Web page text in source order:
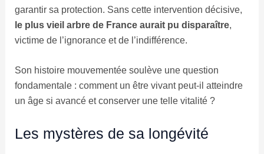
garantir sa protection. Sans cette intervention décisive,
le plus vieil arbre de France aurait pu disparaître,
victime de l’ignorance et de l’indifférence.
Son histoire mouvementée soulève une question
fondamentale : comment un être vivant peut-il atteindre
un âge si avancé et conserver une telle vitalité ?
Les mystères de sa longévité